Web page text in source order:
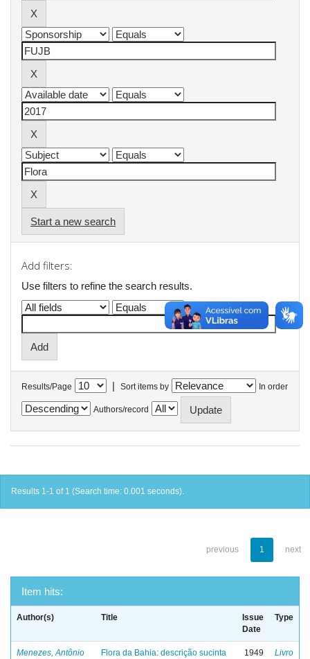
Start a new search
Add filters:
Use filters to refine the search results.
Results/Page | Sort items by In order
Authors/record
Results 1-1 of 1 (Search time: 0.001 seconds).
previous 1 next
Item hits:
Author(s) Title
Issue
Date
Type
Menezes, Antônio
Flora da Bahia: descrição sucinta
1949 Livro